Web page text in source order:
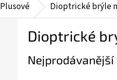
Plusové Dioptrické brýle
Dioptrické
Nejprodávanější